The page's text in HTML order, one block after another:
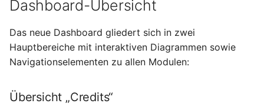
Dashboard-Übersicht
Das neue Dashboard gliedert sich in zwei
Hauptbereiche mit interaktiven Diagrammen sowie
Navigationselementen zu allen Modulen:
Übersicht „Credits“